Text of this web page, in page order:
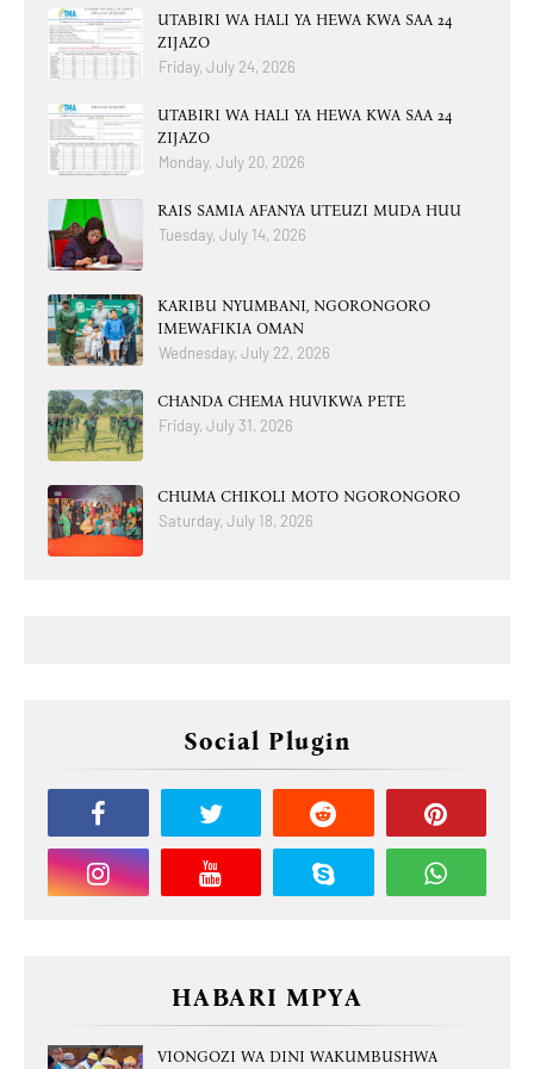
UTABIRI WA HALI YA HEWA KWA SAA 24
ZIJAZO
Friday, July 24, 2026
UTABIRI WA HALI YA HEWA KWA SAA 24
ZIJAZO
Monday, July 20, 2026
RAIS SAMIA AFANYA UTEUZI MUDA HUU
Tuesday, July 14, 2026
KARIBU NYUMBANI, NGORONGORO
IMEWAFIKIA OMAN
Wednesday, July 22, 2026
CHANDA CHEMA HUVIKWA PETE
Friday, July 31, 2026
CHUMA CHIKOLI MOTO NGORONGORO
Saturday, July 18, 2026
Social Plugin
HABARI MPYA
VIONGOZI WA DINI WAKUMBUSHWA